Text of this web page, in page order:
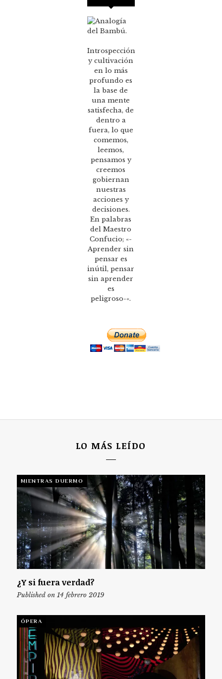
Introspección
y cultivación
en lo más
profundo es
la base de
una mente
satisfecha, de
dentro a
fuera, lo que
comemos,
leemos,
pensamos y
creemos
gobiernan
nuestras
acciones y
decisiones.
En palabras
del Maestro
Confucio; «-
Aprender sin
pensar es
inútil, pensar
sin aprender
es
peligroso-«.
LO MÁS LEÍDO
MIENTRAS DUERMO
¿Y si fuera verdad?
Published on 14 febrero 2019
ÓPERA